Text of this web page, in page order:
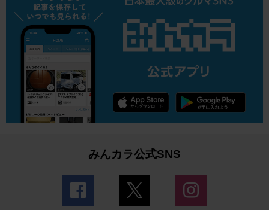
みんカラ公式SNS